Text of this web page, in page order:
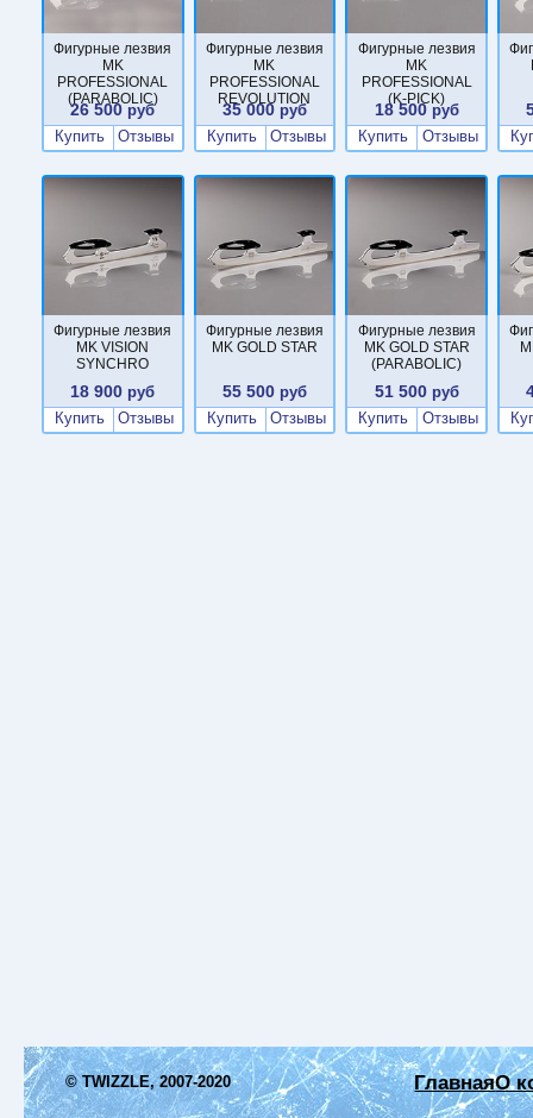
высокого уровня.
Фигурные лезвия
MK
PROFESSIONAL
(PARABOLIC)
26 500 руб
Купить
Отзывы
Фигурные лезвия
MK
PROFESSIONAL
REVOLUTION
35 000 руб
Купить
Отзывы
Фигурные лезвия
MK
PROFESSIONAL
(K-PICK)
18 500руб
Купить
Отзывы
Фигурные лезвия
MK VISION
SYNCHRO
18 900 руб
Купить
Отзывы
Фигурные лезвия
MK GOLD STAR
55 500 руб
Купить
Отзывы
Фигурные лезвия
MK GOLD STAR
(PARABOLIC)
51 500руб
Купить
Отзывы
© TWIZZLE, 2007-2020 ГлавнаяО